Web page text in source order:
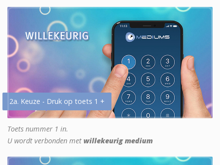
2a. Keuze - Druk op toets 1 +
Toets nummer 1 in.
U wordt verbonden met willekeurig medium